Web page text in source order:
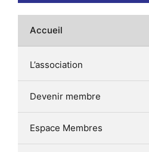
Accueil
L’association
Devenir membre
Espace Membres